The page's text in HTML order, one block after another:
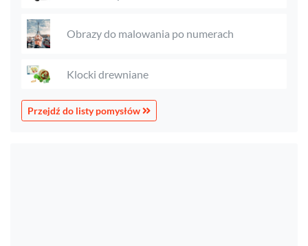
Obrazy do malowania po numerach
Klocki drewniane
Przejdź do listy pomysłów